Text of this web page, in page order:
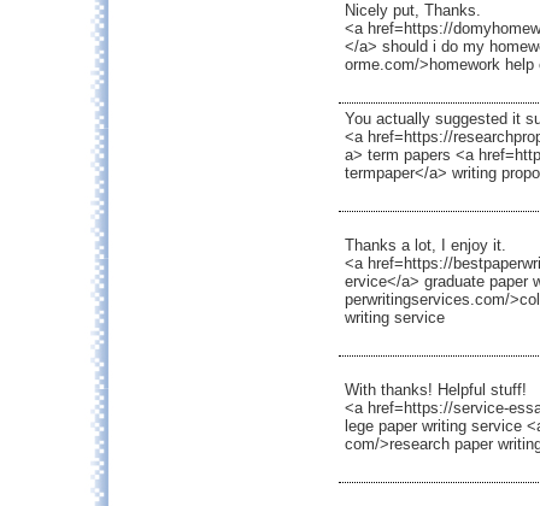
Nicely put, Thanks.
<a href=https://
</a> should i do my
orme.com/>homework
You actually suggested it
<a href=https://
a> term papers <a
termpaper</a> writing
Thanks a lot, I enjoy it.
<a href=https://
ervice</a> graduate paper
perwritingservices.com/
writing service
With thanks! Helpful stuff!
<a href=https://service-
lege paper writing service
com/>research paper